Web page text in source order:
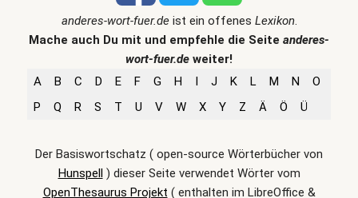
anderes-wort-fuer.deist ein offenes Lexikon.
Mache auch Du mit und empfehle die Seite anderes-
wort-fuer.de weiter!
A
B C D E F G H I J K L M N
O
P
Q R S T U V W X Y Z Ä Ö Ü
Der Basiswortschatz ( open-source Wörterbücher von
Hunspell) dieser Seite verwendet Wörter vom
OpenThesaurus Projekt ( enthalten im LibreOffice &